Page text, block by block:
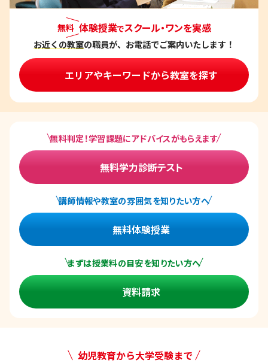
無料 体験授業でスクール・ワンを実感
お近くの教室の職員が、お電話でご案内いたします！
エリアやキーワードから教室を探す
無料判定！学習課題にアドバイスがもらえます
無料学力診断テスト
講師情報や教室の雰囲気を知りたい方へ
無料体験授業
まずは授業料の目安を知りたい方へ
資料請求
幼児教育から大学受験まで